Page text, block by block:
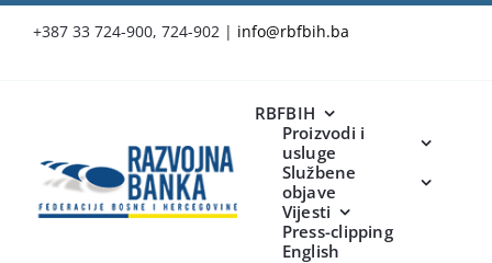
+387 33 724-900, 724-902 | info@rbfbih.ba
RBFBIH
Proizvodi i
usluge
Službene
objave
Vijesti
Press-clipping
English